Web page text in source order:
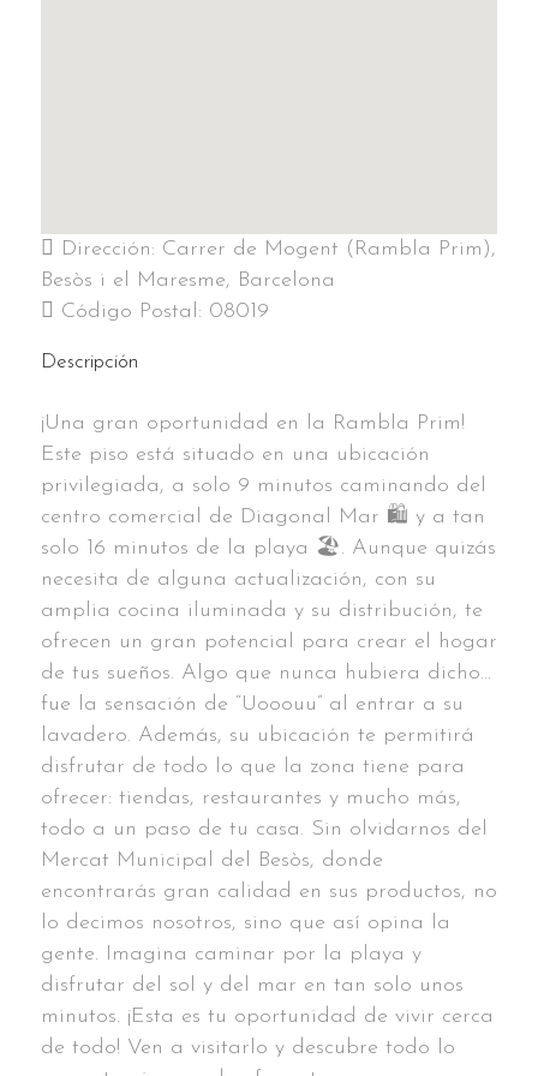
Dirección: Carrer de Mogent (Rambla Prim),
Besòs i el Maresme, Barcelona
Código Postal: 08019
Descripción
¡Una gran oportunidad en la Rambla Prim!
Este piso está situado en una ubicación
privilegiada, a solo 9 minutos caminando del
centro comercial de Diagonal Mar 🛍️ y a tan
solo 16 minutos de la playa 🏖️. Aunque quizás
necesita de alguna actualización, con su
amplia cocina iluminada y su distribución, te
ofrecen un gran potencial para crear el hogar
de tus sueños. Algo que nunca hubiera dicho…
fue la sensación de “Uooouu” al entrar a su
lavadero. Además, su ubicación te permitirá
disfrutar de todo lo que la zona tiene para
ofrecer: tiendas, restaurantes y mucho más,
todo a un paso de tu casa. Sin olvidarnos del
Mercat Municipal del Besòs, donde
encontrarás gran calidad en sus productos, no
lo decimos nosotros, sino que así opina la
gente. Imagina caminar por la playa y
disfrutar del sol y del mar en tan solo unos
minutos. ¡Esta es tu oportunidad de vivir cerca
de todo! Ven a visitarlo y descubre todo lo